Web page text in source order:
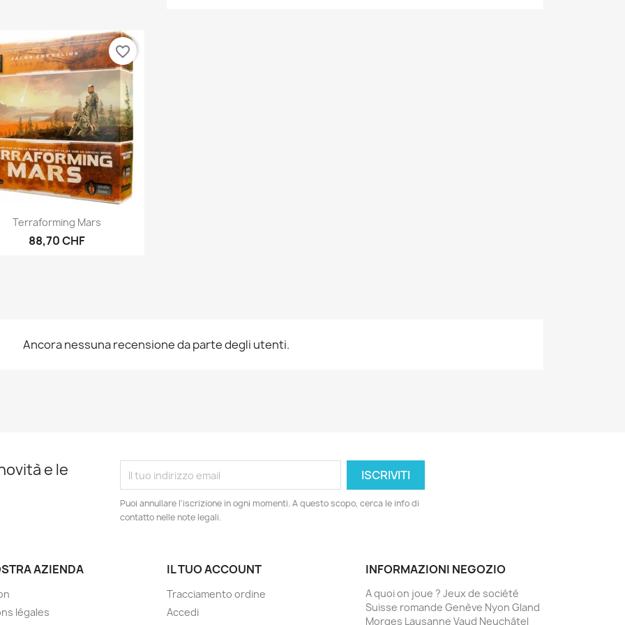
Anteprima
Terraforming Mars
88,70 CHF
favorite_border
Ancora nessuna recensione da parte degli utenti.
e le
Puoi annullare l'iscrizione in ogni momenti. A questo scopo, cerca le info di
contatto nelle note legali.
AZIENDA
légales
IL TUO ACCOUNT
Tracciamento ordine
Accedi
INFORMAZIONI NEGOZIO
A quoi on joue ? Jeux de société
Suisse romande Genève Nyon Gland
Morges Lausanne Vaud Neuchâtel